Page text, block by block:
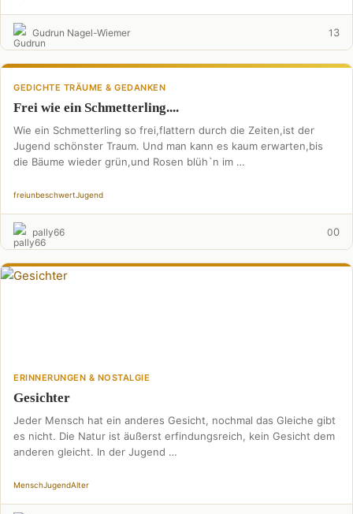
Gudrun Nagel-Wiemer 1 3
GEDICHTE TRÄUME & GEDANKEN
Frei wie ein Schmetterling....
Wie ein Schmetterling so frei,flattern durch die Zeiten,ist der
Jugend schönster Traum. Und man kann es kaum erwarten,bis
die Bäume wieder grün,und Rosen blüh`n im …
freiunbeschwertJugend
pally66 00
ERINNERUNGEN & NOSTALGIE
Gesichter
Jeder Mensch hat ein anderes Gesicht, nochmal das Gleiche gibt
es nicht. Die Natur ist äußerst erfindungsreich, kein Gesicht dem
anderen gleicht. In der Jugend …
MenschJugendAlter